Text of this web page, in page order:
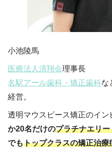
小池陵馬
医療法人清翔会理事長
名駅アール歯科・矯正歯科な
経営。
透明マウスピース矯正のイン
か20名だけのプラチナエリ
でもトップクラスの矯正治療